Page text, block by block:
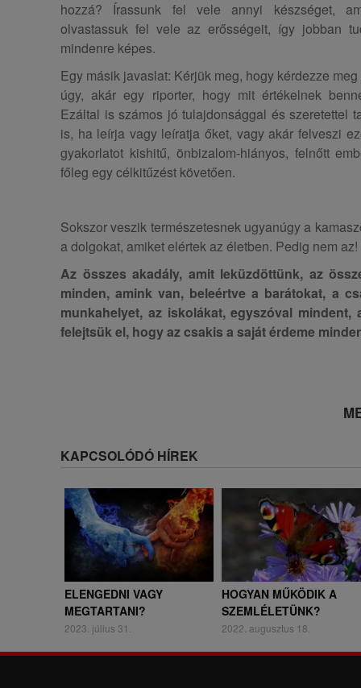
hozzá? Írassunk fel vele annyi készséget,
olvastassuk fel vele az erősségeit, így jobban
mindenre képes.
Egy másik javaslat: Kérjük meg, hogy kérdezze
úgy, akár egy riporter, hogy mit értékelnek
Ezáltal is számos jó tulajdonsággal és szeretettel
is, ha leírja vagy leíratja őket, vagy akár felveszi
gyakorlatot kishitű, önbizalom-hiányos, felnőtt
főleg egy célkitűzést követően.
Sokszor veszik természetesnek ugyanúgy a
a dolgokat, amiket elértek az életben. Pedig nem az!
Az összes akadály, amit leküzdöttünk, az
minden, amink van, beleértve a barátokat, a
munkahelyet, az iskolákat, egyszóval mindent,
felejtsük el, hogy az csakis a saját érdeme
KAPCSOLÓDÓ HÍREK
ELENGEDNI VAGY
MEGTARTANI?
2023. július 31.
HOGYAN MŰKÖDIK A
SZEMLÉLETÜNK?
2022. augusztus 18.